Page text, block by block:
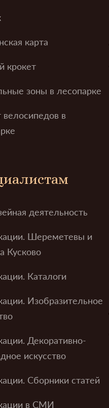
карта
крокет
зоны в лесопарке
велосипедов в
деятельность
Шереметевы и
Кусково
Каталоги
Изобразительное
Декоративно-
искусство
Сборники статей
в СМИ